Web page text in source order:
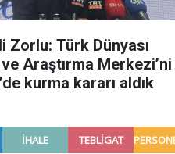
Zorlu: Türk Dünyası
Araştırma Merkezi’ni
kurma kararı aldık